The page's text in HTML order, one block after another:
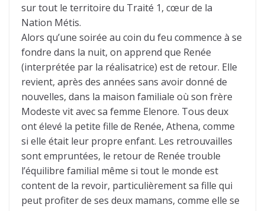
sur tout le territoire du Traité 1, cœur de la
Nation Métis.
Alors qu’une soirée au coin du feu commence à se
fondre dans la nuit, on apprend que Renée
(interprétée par la réalisatrice) est de retour. Elle
revient, après des années sans avoir donné de
nouvelles, dans la maison familiale où son frère
Modeste vit avec sa femme Elenore. Tous deux
ont élevé la petite fille de Renée, Athena, comme
si elle était leur propre enfant. Les retrouvailles
sont empruntées, le retour de Renée trouble
l’équilibre familial même si tout le monde est
content de la revoir, particulièrement sa fille qui
peut profiter de ses deux mamans, comme elle se